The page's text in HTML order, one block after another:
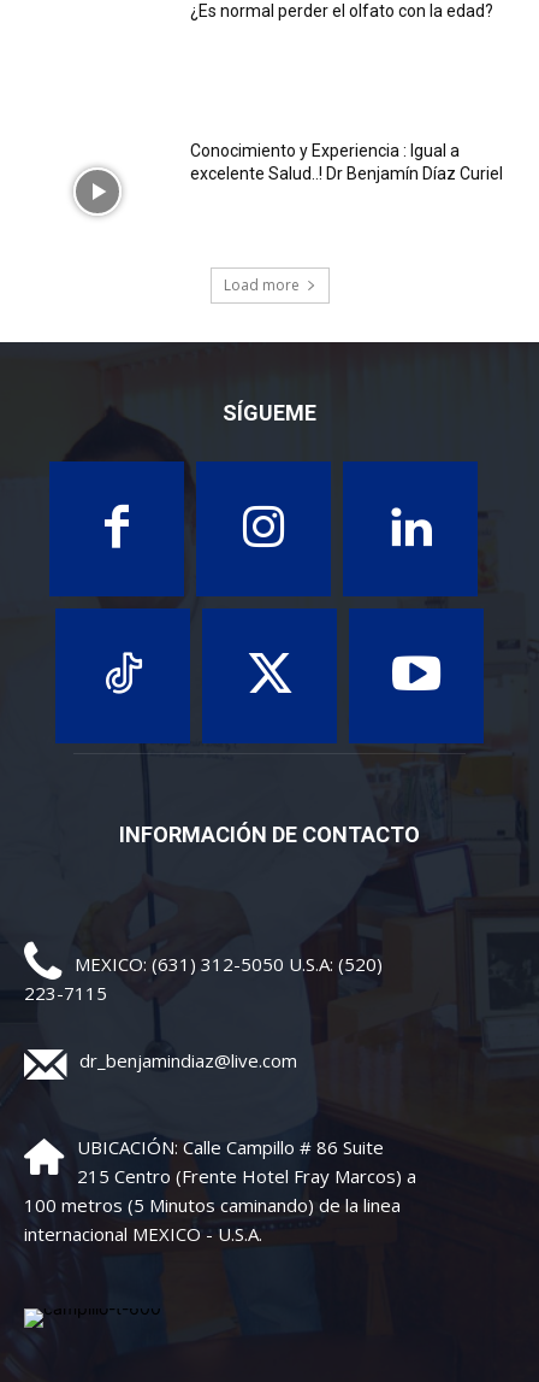
¿Es normal perder el olfato con la edad?
Conocimiento y Experiencia : Igual a
excelente Salud..! Dr Benjamín Díaz Curiel
Load more
SÍGUEME
INFORMACIÓN DE CONTACTO
MEXICO: (631) 312-5050 U.S.A: (520)
223-7115
dr_benjamindiaz@live.com
UBICACIÓN: Calle Campillo # 86 Suite
215 Centro (Frente Hotel Fray Marcos) a
100 metros (5 Minutos caminando) de la linea
internacional MEXICO - U.S.A.